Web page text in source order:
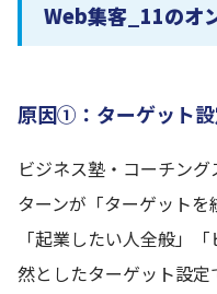
Web集客_11のオ
原因①：ターゲット
ビジネス塾・コーチン
ターンが「ターゲットを
「起業したい人全般」
然としたターゲット設